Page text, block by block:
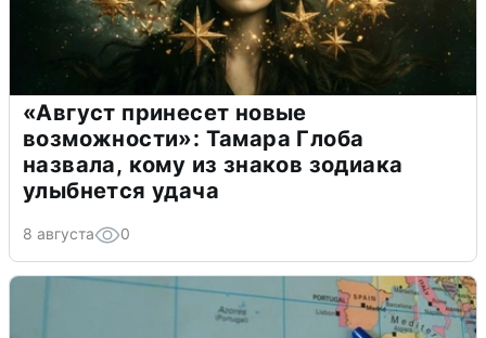
«Август принесет новые
возможности»: Тамара Глоба
назвала, кому из знаков зодиака
улыбнется удача
8 августа 0